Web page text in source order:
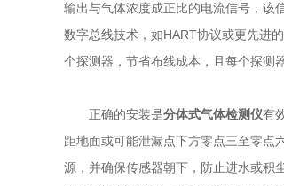
输出与气体浓度成正比的电流信号，该
数字总线技术，如HART协议或更先进
个探测器，节省布线成本，且每个探测
正确的安装是分体式气体检测仪有
距地面或可能泄漏点下方零点三至零点
源，并确保传感器朝下，防止进水或积